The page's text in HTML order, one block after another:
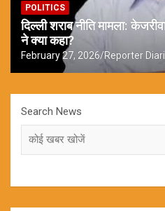
POLITICS
दिल्ली शराब नीति मामला:
ने क्या कहा?
February 27, 2026 Reporter
Search News